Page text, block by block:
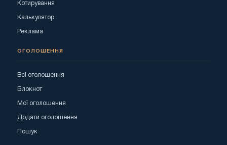
Котирування
Калькулятор
Реклама
ОГОЛОШЕННЯ
Всі оголошення
Блокнот
Мої оголошення
Додати оголошення
Пошук